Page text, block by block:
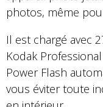
photos, même
Il est chargé avec
Kodak
Power Flash
vous éviter toute